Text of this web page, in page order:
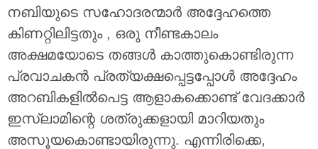
നബിയുടെ സഹോദരന്മാര്‍ അദ്ദേഹത്തെ
കിണറ്റിലിട്ടതും , ഒരു നീണ്ടകാലം
അക്ഷമയോടെ തങ്ങള്‍ കാത്തുകൊണ്ടിരുന്ന
പ്രവാചകന്‍ പ്രത്യക്ഷപ്പെട്ടപ്പോള്‍ അദ്ദേഹം
അറബികളില്‍പെട്ട ആളാകക്കൊണ്ട് വേദക്കാര്‍
ഇസ്‌ലാമിന്റെ ശത്രുക്കളായി മാറിയതും
അസൂയകൊണ്ടായിരുന്നു. എന്നിരിക്കെ,